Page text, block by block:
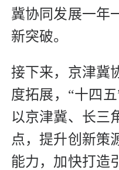
冀协同发展一年
新突破。
接下来，京津冀
度拓展，“十四
以京津冀、长三
点，提升创新策
能力，加快打造